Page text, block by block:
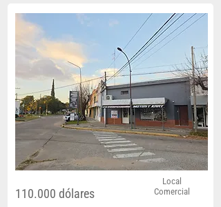
110.000 dólares
Local
Comercial